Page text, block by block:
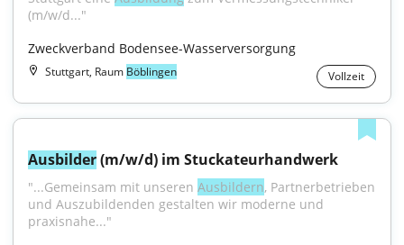
(m/w/d..."
Zweckverband Bodensee-Wasserversorgung
Stuttgart, Raum Böblingen Vollzeit
Ausbilder (m/w/d) im Stuckateurhandwerk
"...Gemeinsam mit unseren Ausbildern, Partnerbetrieben
und Auszubildenden gestalten wir moderne und
praxisnahe..."